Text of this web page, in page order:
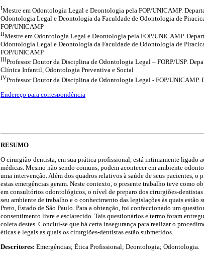
IMestre em Odontologia Legal e Deontologia pela FOP/UNICAMP.
Odontologia Legal e Deontologia da Faculdade de Odontologia de
FOP/UNICAMP
IIMestre em Odontologia Legal e Deontologia pela FOP/UNICAMP.
Odontologia Legal e Deontologia da Faculdade de Odontologia de
FOP/UNICAMP
IIIProfessor Doutor da Disciplina de Odontologia Legal – FORP/USP.
Clínica Infantil, Odontologia Preventiva e Social
IVProfessor Doutor da Disciplina de Odontologia Legal - FOP/UNICAMP.
Endereço para correspondência
RESUMO
O cirurgião-dentista, em sua prática profissional, está intimamente ligado
médicas. Mesmo não sendo comuns, podem acontecer em ambiente
uma intervenção. Além dos quadros relativos à saúde de seus pacientes,
estas emergências geram. Neste contexto, o presente trabalho teve como
em consultórios odontológicos, o nível de preparo dos cirurgiões-
seu ambiente de trabalho e o conhecimento das legislações às quais
Preto, Estado de São Paulo. Para a obtenção, foi confeccionado um
consentimento livre e esclarecido. Tais questionários e termo foram
coleta destes. Conclui-se que há certa insegurança para realizar o
éticas e legais as quais os cirurgiões-dentistas estão submetidos.
Descritores: Emergências; Ética Profissional; Deontologia; Odontologia.